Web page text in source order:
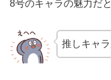
8号のキャラの魅力だ
推しキャ